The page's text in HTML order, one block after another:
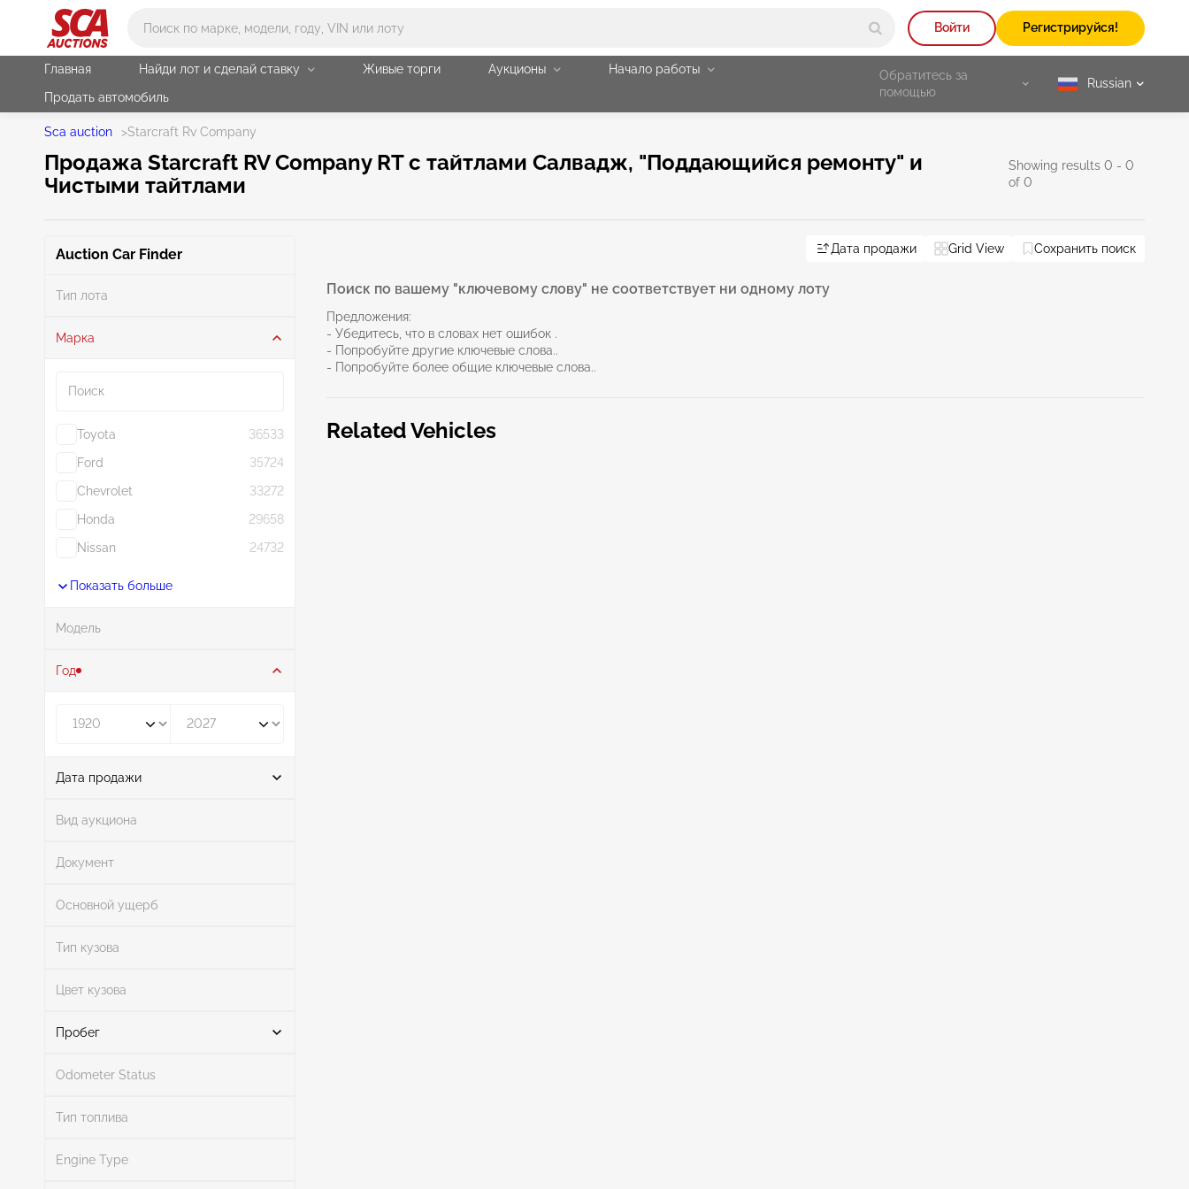
Войти Регистрируйся!
Главная Найди лот и сделай ставку Живые торги Аукционы
Начало работы
Продать автомобиль
Обратитесь за
помощью
selected
Russian
Sca auction >Starcraft Rv Company
Продажа Starcraft RV Company RT с тайтлами Салвадж, "Поддающийся ремонту" и
Чистыми тайтлами
Showing results 0 - 0
of 0
Auction Car Finder
Тип лота
Марка
Toyota
36533
Ford
35724
Chevrolet
33272
Honda
29658
Nissan
24732
Показать больше
Модель
Год
Дата продажи
От
Вид аукциона
Документ
Основной ущерб
Тип кузова
Цвет кузова
Пробег
Odometer Status
Тип топлива
Engine Type
Дата продажи Grid View Сохранить поиск
Поиск по вашему "ключевому слову" не соответствует ни одному лоту
Предложения:
- Убедитесь, что в словах нет ошибок .
- Попробуйте другие ключевые слова..
- Попробуйте более общие ключевые слова..
Related Vehicles